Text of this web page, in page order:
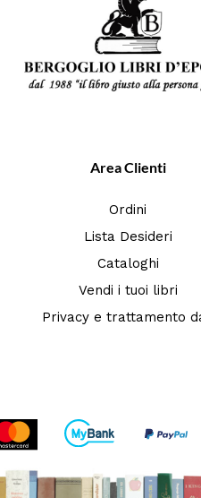
Area Clienti
Ordini
Lista Desideri
Cataloghi
Vendi i tuoi libri
Privacy e trattamento